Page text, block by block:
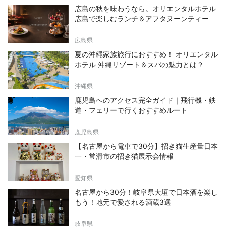
広島の秋を味わうなら。オリエンタルホテル
広島で楽しむランチ＆アフタヌーンティー
広島県
夏の沖縄家族旅行におすすめ！ オリエンタル
ホテル 沖縄リゾート＆スパの魅力とは？
沖縄県
鹿児島へのアクセス完全ガイド｜飛行機・鉄
道・フェリーで行くおすすめルート
鹿児島県
【名古屋から電車で30分】招き猫生産量日本
一・常滑市の招き猫展示会情報
愛知県
名古屋から30分！岐阜県大垣で日本酒を楽し
もう！地元で愛される酒蔵3選
岐阜県